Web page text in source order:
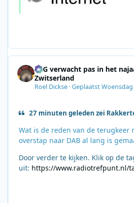
SRG verwacht pas in het
Zwitserland
Roel Dickse ·Geplaatst
27 minuten geleden zei
Wat is de reden van de terugkeer
overstap naar DAB al lang is
Door verder te kijken. Klik op de
uit: https://www.radiotrefpunt.nl/